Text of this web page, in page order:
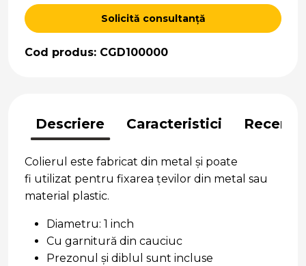
Solicită consultanță
Cod produs: CGD100000
Descriere Caracteristici
Colierul este fabricat din metal și poate
fi utilizat pentru fixarea țevilor din metal sau
material plastic.
Diametru: 1 inch
Cu garnitură din cauciuc
Prezonul și diblul sunt incluse